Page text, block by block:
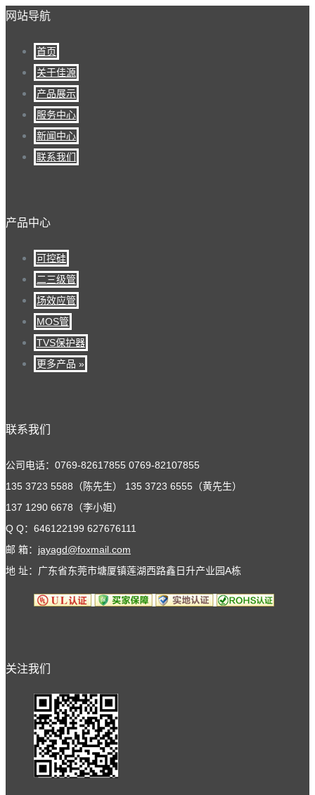
网站导航
首页
关于佳源
产品展示
服务中心
新闻中心
联系我们
产品中心
可控硅
二三级管
场效应管
MOS管
TVS保护器
更多产品 »
联系我们
公司电话：0769-82617855 0769-82107855
135 3723 5588（陈先生） 135 3723 6555（黄先生）
137 1290 6678（李小姐）
Q Q：646122199 627676111
邮 箱： jayagd@foxmail.com
地 址：广东省东莞市塘厦镇莲湖西路鑫日升产业园A栋
关注我们